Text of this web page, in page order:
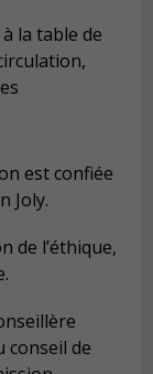
la table de
est confiée
Joly.
de l’éthique,
conseil de